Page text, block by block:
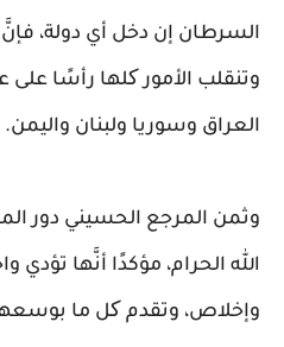
السرطان إن دخل أي دولة، فإنَّ
وتنقلب الأمور کلها رأسًا
العراق وسوريا ولبنان واليمن.
وثمن المرجع الحسيني دور
الله الحرام، مؤكدًا أنَّها تؤدي
وإخلاص، وتقدم کل ما بوسعها